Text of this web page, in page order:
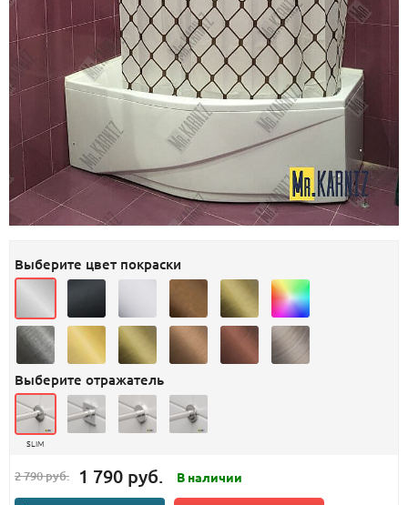
Выберите цвет покраски
Выберите отражатель
SLIM
2 790 руб. 1 790 руб. В наличии